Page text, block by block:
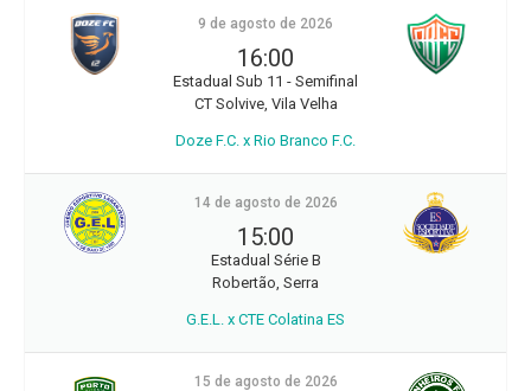
9 de agosto de 2026
16:00
Estadual Sub 11 - Semifinal
CT Solvive, Vila Velha
Doze F.C. x Rio Branco F.C.
14 de agosto de 2026
15:00
Estadual Série B
Robertão, Serra
G.E.L. x CTE Colatina ES
15 de agosto de 2026